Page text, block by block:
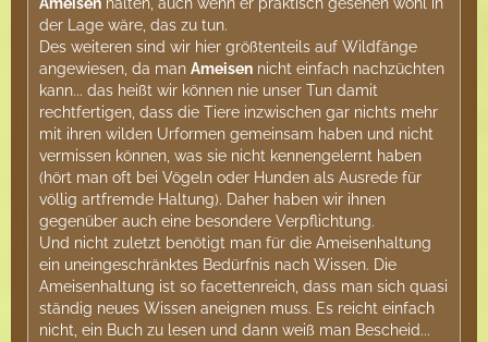
der Lage wäre, das zu tun.
Des weiteren sind wir hier größtenteils auf Wildfänge
angewiesen, da man Ameisen nicht einfach nachzüchten
kann... das heißt wir können nie unser Tun damit
rechtfertigen, dass die Tiere inzwischen gar nichts mehr
mit ihren wilden Urformen gemeinsam haben und nicht
vermissen können, was sie nicht kennengelernt haben
(hört man oft bei Vögeln oder Hunden als Ausrede für
völlig artfremde Haltung). Daher haben wir ihnen
gegenüber auch eine besondere Verpflichtung.
Und nicht zuletzt benötigt man für die Ameisenhaltung
ein uneingeschränktes Bedürfnis nach Wissen. Die
Ameisenhaltung ist so facettenreich, dass man sich quasi
ständig neues Wissen aneignen muss. Es reicht einfach
nicht, ein Buch zu lesen und dann weiß man Bescheid...